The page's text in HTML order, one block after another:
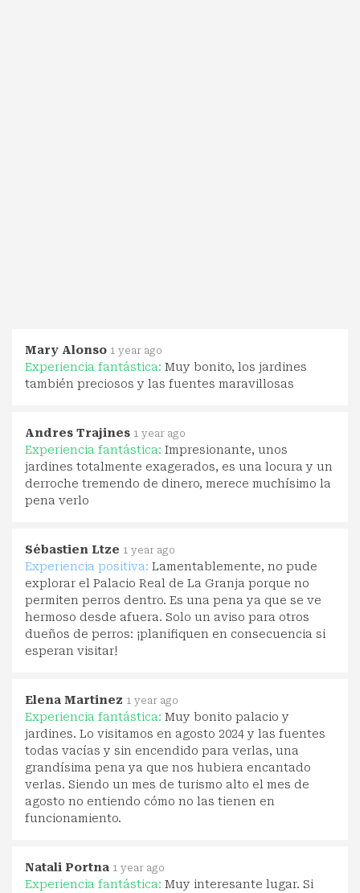
Mary Alonso 1 year ago
Experiencia fantástica: Muy bonito, los jardines
también preciosos y las fuentes maravillosas
Andres Trajines 1 year ago
Experiencia fantástica: Impresionante, unos
jardines totalmente exagerados, es una locura y un
derroche tremendo de dinero, merece muchísimo la
pena verlo
Sébastien Ltze 1 year ago
Experiencia positiva: Lamentablemente, no pude
explorar el Palacio Real de La Granja porque no
permiten perros dentro. Es una pena ya que se ve
hermoso desde afuera. Solo un aviso para otros
dueños de perros: ¡planifiquen en consecuencia si
esperan visitar!
Elena Martinez 1 year ago
Experiencia fantástica: Muy bonito palacio y
jardines. Lo visitamos en agosto 2024 y las fuentes
todas vacías y sin encendido para verlas, una
grandísima pena ya que nos hubiera encantado
verlas. Siendo un mes de turismo alto el mes de
agosto no entiendo cómo no las tienen en
funcionamiento.
Natali Portna 1 year ago
Experiencia fantástica: Muy interesante lugar. Si